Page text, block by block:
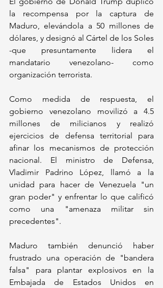
la recompensa por la captura de
Maduro, elevándola a 50 millones de
dólares, y designó al Cártel de los Soles
-que presuntamente lidera el
mandatario venezolano- como
organización terrorista.
Como medida de respuesta, el
gobierno venezolano movilizó a 4.5
millones de milicianos y realizó
ejercicios de defensa territorial para
afinar los mecanismos de protección
nacional. El ministro de Defensa,
Vladimir Padrino López, llamó a la
unidad para hacer de Venezuela "un
gran poder" y enfrentar lo que calificó
como una "amenaza militar sin
precedentes".
Maduro también denunció haber
frustrado una operación de "bandera
falsa" para plantar explosivos en la
Embajada de Estados Unidos en